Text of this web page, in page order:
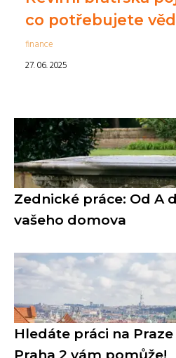
co potřebujete
finance
27. 06. 2025
Zednické práce: Od A
vašeho domova
Hledáte práci na
Praha 2 vám pomůže!